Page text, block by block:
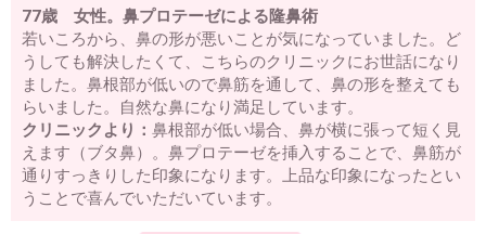
77歳 女性。鼻プロテーゼによる隆鼻術
若いころから、鼻の形が悪いことが気になっていました。ど
うしても解決したくて、こちらのクリニックにお世話になり
ました。鼻根部が低いので鼻筋を通して、鼻の形を整えても
らいました。自然な鼻になり満足しています。
クリニックより： 鼻根部が低い場合、鼻が横に張って短く見
えます（ブタ鼻）。鼻プロテーゼを挿入することで、鼻筋が
通りすっきりした印象になります。上品な印象になったとい
うことで喜んでいただいています。